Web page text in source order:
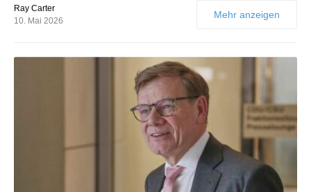
Ray Carter
10. Mai 2026
Mehr anzeigen